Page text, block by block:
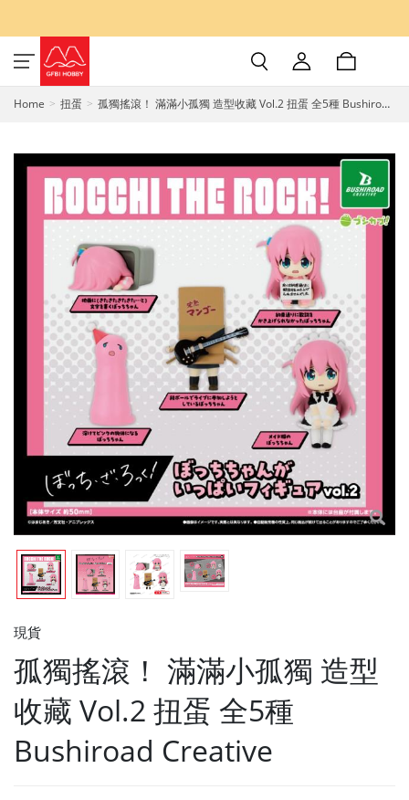
Home 扭蛋
孤獨搖滾！ 滿滿小孤獨 造型收藏 Vol.2 扭蛋 全5種 Bushiroad
現貨
孤獨搖滾！ 滿滿小孤獨 造型
收藏 Vol.2 扭蛋 全5種
Bushiroad Creative